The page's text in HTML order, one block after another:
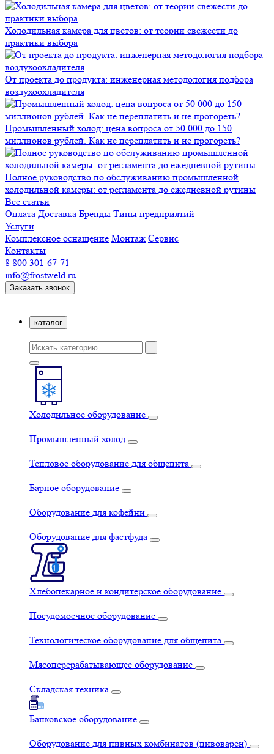
Холодильная камера для цветов: от теории свежести до
практики выбора
От проекта до продукта: инженерная методология подбора
воздухоохладителя
Промышленный холод: цена вопроса от 50 000 до 150
миллионов рублей. Как не переплатить и не прогореть?
Полное руководство по обслуживанию промышленной
холодильной камеры: от регламента до ежедневной рутины
Все статьи
Оплата Доставка Бренды Типы предприятий
Услуги
Комплексное оснащение Монтаж Сервис
Контакты
8 800 301-67-71
info@frostweld.ru
Заказать звонок
каталог
Холодильное оборудование
Промышленный холод
Тепловое оборудование для общепита
Барное оборудование
Оборудование для кофейни
Оборудование для фастфуда
Хлебопекарное и кондитерское оборудование
Посудомоечное оборудование
Технологическое оборудование для общепита
Мясоперерабатывающее оборудование
Складская техника
Банковское оборудование
Оборудование для пивных комбинатов (пивоварен)